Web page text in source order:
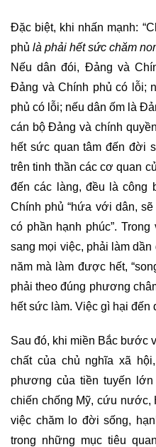
Đặc biệt, khi nhấn mạnh:
phủ là phải hết sức chăm
Nếu dân đói, Ðảng và
Ðảng và Chính phủ có lỗi;
phủ có lỗi; nếu dân ốm là
cán bộ Ðảng và chính
hết sức quan tâm đến đời
trên tinh thần các cơ quan
đến các làng, đều là công
Chính phủ “hứa với dân,
có phần hạnh phúc”.
sang mọi việc, phải làm dần
năm mà làm được hết,
phải theo đúng phương
hết sức làm. Việc gì hại đến
Sau đó, khi miền Bắc bước
chất của chủ nghĩa xã
phương của tiền tuyến lớn
chiến chống Mỹ, cứu nước,
việc chăm lo đời sống,
trong những mục tiêu